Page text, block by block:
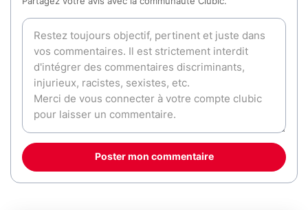
Partagez votre avis avec la communauté Clubic.
Poster mon commentaire